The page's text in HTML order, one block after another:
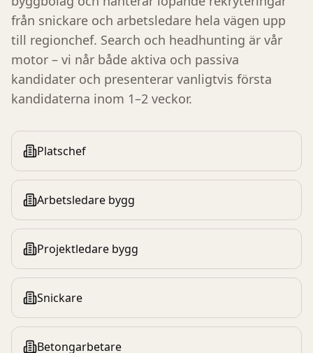
från snickare och arbetsledare hela vägen upp
till regionchef. Search och headhunting är vår
motor – vi når både aktiva och passiva
kandidater och presenterar vanligtvis första
kandidaterna inom 1–2 veckor.
Platschef
Arbetsledare bygg
Projektledare bygg
Snickare
Betongarbetare